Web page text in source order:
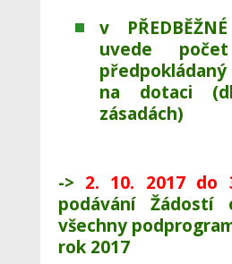
v
uvede
na dotaci
zásadách)
-> 2. 10. 2017 do
podávání
všechny
rok 2017